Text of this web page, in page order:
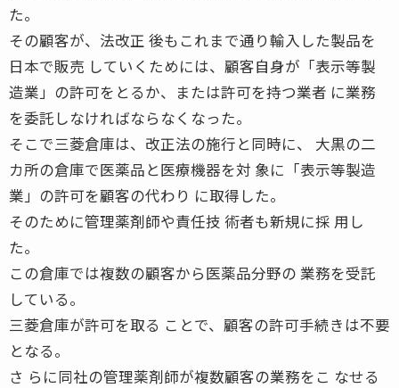
た。
その顧客が、法改正 後もこれまで通り輸入した製品を
日本で販売 していくためには、顧客自身が「表示等製
造業」の許可をとるか、または許可を持つ業者 に業務
を委託しなければならなくなった。
そこで三菱倉庫は、改正法の施行と同時に、 大黒の二
カ所の倉庫で医薬品と医療機器を対 象に「表示等製造
業」の許可を顧客の代わり に取得した。
そのために管理薬剤師や責任技 術者も新規に採 用し
た。
この倉庫では複数の顧客から医薬品分野の 業務を受託
している。
三菱倉庫が許可を取る ことで、顧客の許可手続きは不要
となる。
さ らに同社の管理薬剤師が複数顧客の業務をこ なせる